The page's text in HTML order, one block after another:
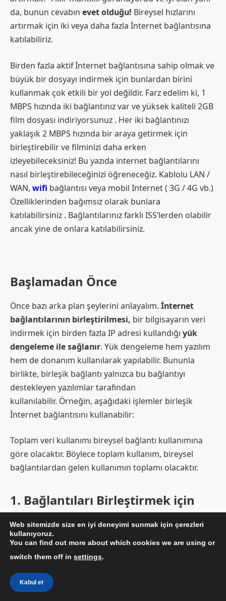
da, bunun cevabın evet olduğu! Bireysel hızlarını
artırmak için iki veya daha fazla İnternet bağlantısına
katılabiliriz.
Birden fazla aktif İnternet bağlantısına sahip olmak ve
büyük bir dosyayı indirmek için bunlardan birini
kullanmak çok etkili bir yol değildir. Farz edelim ki, 1
MBPS hızında iki bağlantınız var ve yüksek kaliteli 2GB
film dosyası indiriyorsunuz . Her iki bağlantınızı
yaklaşık 2 MBPS hızında bir araya getirmek için
birleştirebilir ve filminizi daha erken
izleyebileceksiniz! Bu yazıda internet bağlantılarını
nasıl birleştirebileceğinizi öğreneceğiz. Kablolu LAN /
WAN, wifi bağlantısı veya mobil Internet ( 3G / 4G vb.)
Özelliklerinden bağımsız olarak bunlara
katılabilirsiniz . Bağlantılarınız farklı ISS’lerden olabilir
ancak yine de onlara katılabilirsiniz.
Başlamadan Önce
Önce bazı arka plan şeylerini anlayalım. İnternet
bağlantılarının birleştirilmesi, bir bilgisayarın veri
indirmek için birden fazla IP adresi kullandığı yük
dengeleme ile sağlanır. Yük dengeleme hem yazılım
hem de donanım kullanılarak yapılabilir. Bununla
birlikte, birleşik bağlantı yalnızca bu bağlantıyı
destekleyen yazılımlar tarafından
kullanılabilir. Örneğin, aşağıdaki işlemler birleşik
İnternet bağlantısını kullanabilir:
Toplam veri kullanımı bireysel bağlantı kullanımına
göre olacaktır. Böylece toplam kullanım, bireysel
bağlantılardan gelen kullanımın toplamı olacaktır.
1. Bağlantıları Birleştirmek için
Windows Otomatik Metrik Ayarla
Not:Bu yöntemle aşağıdaki bağlantı türlerini
birleştirebilirsiniz: Bluetooth Modem, Mobil Geniş
Windows işletim sistemi, o yolun kullanılmasıyla ilişkili
Web sitemizde size en iyi deneyimi sunmak için çerezleri
kullanıyoruz.
You can find out more about which cookies we are using or
switch them off in settings.
Kabul et